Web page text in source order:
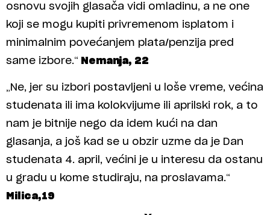
osnovu svojih glasača vidi omladinu, a ne one
koji se mogu kupiti privremenom isplatom i
minimalnim povećanjem plata/penzija pred
same izbore.“ Nemanja, 22
„Ne, jer su izbori postavljeni u loše vreme, većina
studenata ili ima kolokvijume ili aprilski rok, a to
nam je bitnije nego da idem kući na dan
glasanja, a još kad se u obzir uzme da je Dan
studenata 4. april, većini je u interesu da ostanu
u gradu u kome studiraju, na proslavama.“
Milica,19